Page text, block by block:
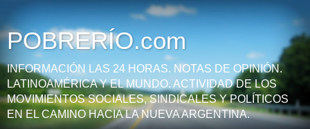
POBRERÍO.com
INFORMACIÓN LAS 24 HORAS. NOTAS DE OPINIÓN.
LATINOAMÉRICA Y EL MUNDO. ACTIVIDAD DE LOS
MOVIMIENTOS SOCIALES, SINDICALES Y POLÍTICOS
EN EL CAMINO HACIA LA NUEVA ARGENTINA.